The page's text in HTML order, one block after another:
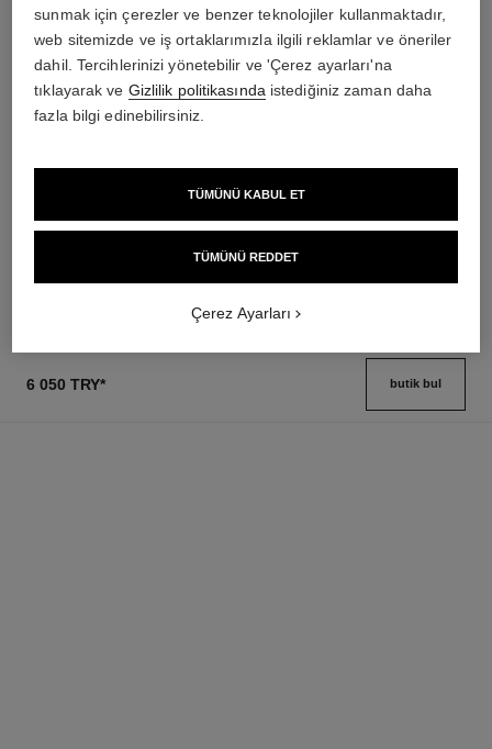
Ref. 112940
3 950 try*
Eau de Parfum Spray
Ref. 112530
en düşük fiyat
6 050 TRY* butik bul
sunmak için çerezler ve benzer teknolojiler kullanmaktadır,
web sitemizde ve iş ortaklarımızla ilgili reklamlar ve öneriler
dahil. Tercihlerinizi yönetebilir ve 'Çerez ayarları'na
tıklayarak ve Gizlilik politikasında istediğiniz zaman daha
fazla bilgi edinebilirsiniz.
TÜMÜNÜ REDDET
TÜMÜNÜ KABUL ET
Çerez Ayarları